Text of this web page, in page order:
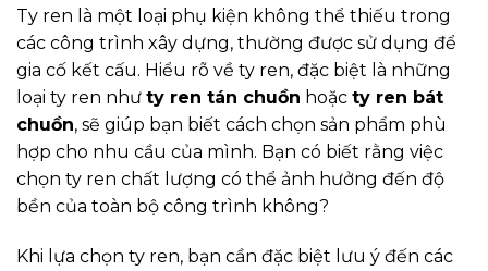
Ty ren là một loại phụ kiện không thể thiếu trong
các công trình xây dựng, thường được sử dụng để
gia cố kết cấu. Hiểu rõ về ty ren, đặc biệt là những
loại ty ren như ty ren tán chuồn hoặc ty ren bát
chuồn, sẽ giúp bạn biết cách chọn sản phẩm phù
hợp cho nhu cầu của mình. Bạn có biết rằng việc
chọn ty ren chất lượng có thể ảnh hưởng đến độ
bền của toàn bộ công trình không?
Khi lựa chọn ty ren, bạn cần đặc biệt lưu ý đến các